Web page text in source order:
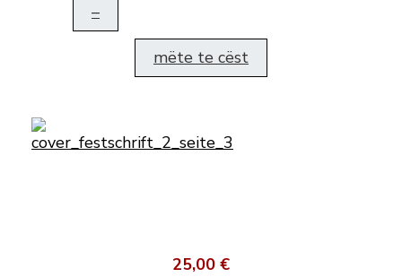
–
mëte te cëst
25,00 €